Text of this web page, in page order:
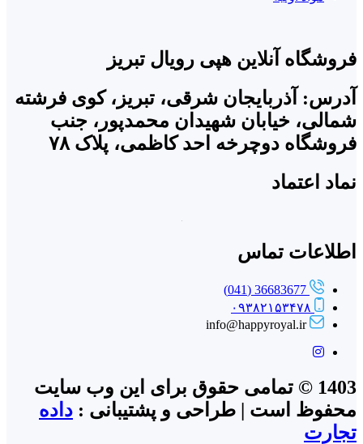
فروشگاه آنلاین هپی رویال تبریز
آدرس: آذربایجان شرقی، تبریز، کوی فرشته
شمالی، خیابان شهیدان محمدپور، جنب
فروشگاه دوچرخه احد کاظمی، پلاک ۷۸
نماد اعتماد
اطلاعات تماس
36683677 (041)
۰۹۳۸۲۱۵۳۴۷۸
info@happyroyal.ir
1403 © تمامی حقوق برای این وب سایت
محفوظ است | طراحی و پشتیبانی : داده
تجارت